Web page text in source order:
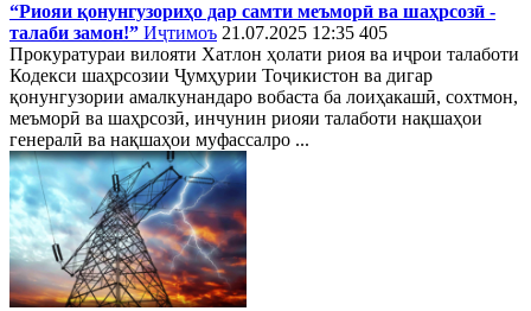
“Риояи қонунгузориҳо дар самти меъморӣ ва шаҳрсозӣ -
талаби замон!” Иҷтимоъ 21.07.2025 12:35 405
Прокуратураи вилояти Хатлон ҳолати риоя ва иҷрои талаботи
Кодекси шаҳрсозии Ҷумҳурии Тоҷикистон ва дигар
қонунгузории амалкунандаро вобаста ба лоиҳакашӣ, сохтмон,
меъморӣ ва шаҳрсозӣ, инчунин риояи талаботи нақшаҳои
генералӣ ва нақшаҳои муфассалро ...